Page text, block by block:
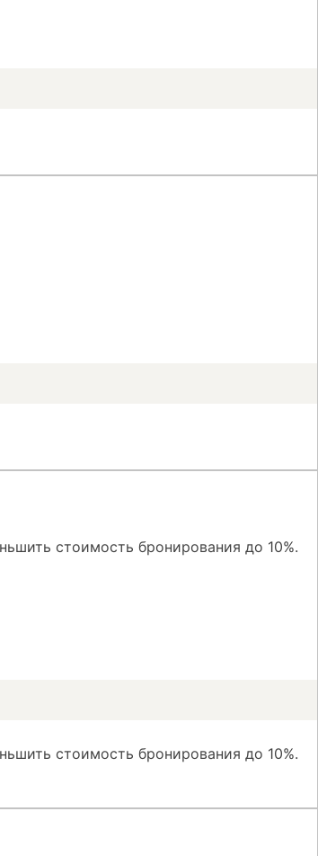
стоимость бронирования до 10%.
стоимость бронирования до 10%.